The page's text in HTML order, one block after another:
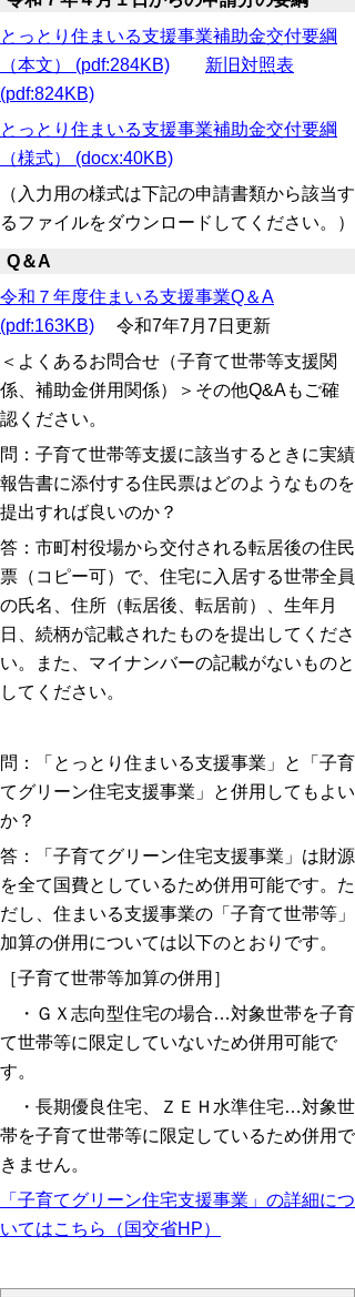
とっとり住まいる支援事業補助金交付要綱
（本文） (pdf:284KB)
新旧対照表
(pdf:824KB)
とっとり住まいる支援事業補助金交付要綱
（様式） (docx:40KB)
（入力用の様式は下記の申請書類から該当す
るファイルをダウンロードしてください。）
Q＆A
令和７年度住まいる支援事業Q＆A
(pdf:163KB)
令和7年7月7日更新
＜よくあるお問合せ（子育て世帯等支援関
係、補助金併用関係）＞その他Q&Aもご確
認ください。
問：子育て世帯等支援に該当するときに実績
報告書に添付する住民票はどのようなものを
提出すれば良いのか？
答：市町村役場から交付される転居後の住民
票（コピー可）で、住宅に入居する世帯全員
の氏名、住所（転居後、転居前）、生年月
日、続柄が記載されたものを提出してくださ
い。また、マイナンバーの記載がないものと
してください。
問：「とっとり住まいる支援事業」と「 子育
てグリーン住宅支援事業 」
と併用してもよい
か ？
答：「子育てグリーン住宅支援事業」は財源
を全て国費としているため併用可能です。た
だし、住まいる支援事業の「子育て世帯等」
加算の併用については以下のとおりです。
［子育て世帯等加算の併用］
・ＧＸ志向型住宅の場合…対象世帯を子育
て世帯等に限定していないため併用可能で
す。
・長期優良住宅、ＺＥＨ水準住宅…対象世
帯を子育て世帯等に限定しているため併用で
きません。
「子育てグリーン住宅支援事業」の詳細につ
いてはこちら（国交省HP）